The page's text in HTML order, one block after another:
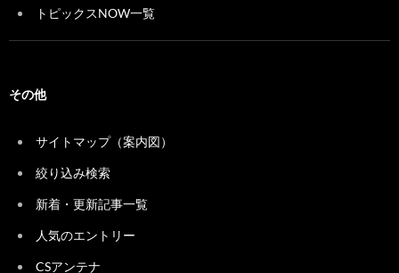
トピックスNOW一覧
その他
サイトマップ（案内図）
絞り込み検索
新着・更新記事一覧
人気のエントリー
CSアンテナ